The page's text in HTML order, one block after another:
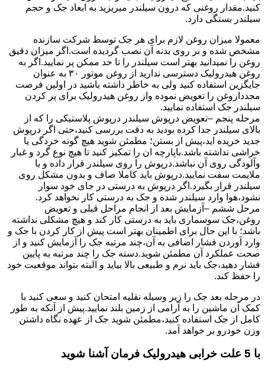
کنید.مقدار روغنی که درون سیلندر میریزید به ابعاد جک و حجم
سیلندر بستگی دارد.
معمولا میزان روغن لازم برای هر جک توسط شرکت سازنده
مشخص شده و بر روی بدنه آن نصب گردیده است.اگر میزان دقیق
روغن را نمیدانید بهتر است سیلندر را تا حد ممکن پر نمایید.اگر به
روغن هیدرولیک دسترسی ندارید از روغن موتور ۳۰ به عنوان
جایگزین استفاده کنید ولی به خاطر داشته باشید در اولین فرصت
مجدداروغن را تعویض نموده واز روغن هیدرولیک برای پر کردن
سیلندر جک استفاده نمایید.
مرحله پنجم –تعویض درپوش سیلندر درپوش پلاستیکی را که از
بالای سیلندر جدا کرده بودید به دقت بررسی کنید،حتی اگر درپوش
جدید خریده اید،پیش از بستن؛ مطمئن شوید هیچ گونه خردگی یا
خراشی نداشته باشد.باپارچه ان را تمکیز کنید تا هیچ نوع گرد و غبار
وآلودگی روی آن نباشد.درپوش را روی سیلندر قرار داده و با
ملایمت سفت نمایید.درپوش باید کاملا صاف و بدون مشکل روی
سیلندر قرار بگیرد.اگر درپوش به درستی در جای خود سوار
نشود،هوا وارد سیلندر شده و جک به درستی کار نخواهد کرد.
مرحل ششم –آزمایش بعد از انجام مراحل قبلی و تعویض
روغن،جک سوسماری باید به درستی کار کند و هیچ مشکلی نداشته
باشد؛ با این حال برای اطمینان بهتر است پیش از کار کردن با جک و
وارد آوردن فشار اضافی به آن،چند مرتبه جک را آزمایش کنید و از
صحت عملکرد آن مطمئن شوید.دسته جک را چند مرتبه به پایین
فشار دهید،جک باید نرم و طبیعی بالا بیاید و البته بتواند موقعیت خود
را حفظ کند.
در مرحله بعد جک را زیر وسیله نقلیه امتحان کنید و سعی کنید با
کمک آن ماشین را به آرامی از زمین بلند نمایید.پیش از آنکه به طور
کامل از جک استفاده کنید،مطمئن شوید جک از عهده نگاه داشتن
وزن خودرو بر خواهد آمد.
با 5 علت خرابی هیدرولیک فرمان آشنا شوید